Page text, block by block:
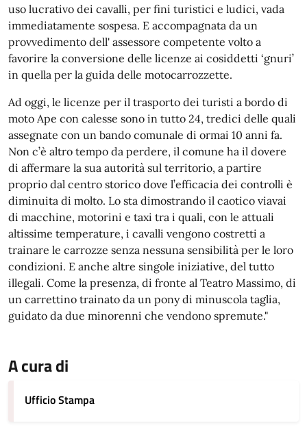
uso lucrativo dei cavalli, per fini turistici e ludici, vada
immediatamente sospesa. E accompagnata da un
provvedimento dell' assessore competente volto a
favorire la conversione delle licenze ai cosiddetti ‘gnuri’
in quella per la guida delle motocarrozzette.
Ad oggi, le licenze per il trasporto dei turisti a bordo di
moto Ape con calesse sono in tutto 24, tredici delle quali
assegnate con un bando comunale di ormai 10 anni fa.
Non c’è altro tempo da perdere, il comune ha il dovere
di affermare la sua autorità sul territorio, a partire
proprio dal centro storico dove l’efficacia dei controlli è
diminuita di molto. Lo sta dimostrando il caotico viavai
di macchine, motorini e taxi tra i quali, con le attuali
altissime temperature, i cavalli vengono costretti a
trainare le carrozze senza nessuna sensibilità per le loro
condizioni. E anche altre singole iniziative, del tutto
illegali. Come la presenza, di fronte al Teatro Massimo, di
un carrettino trainato da un pony di minuscola taglia,
guidato da due minorenni che vendono spremute."
A cura di
Ufficio Stampa